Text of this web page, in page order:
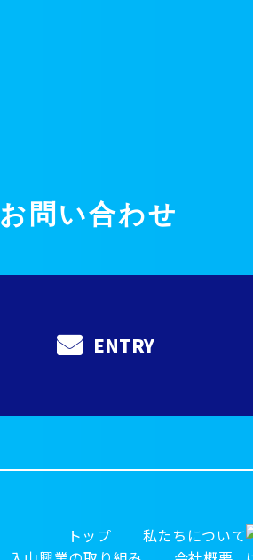
お問い合わせ
ENTRY
トップ
私たちについて